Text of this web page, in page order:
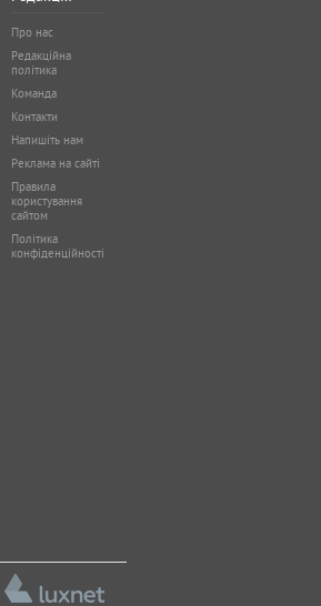
Про нас
Редакційна
політика
Команда
Контакти
Напишіть нам
Реклама на сайті
Правила
користування
сайтом
Політика
конфіденційності